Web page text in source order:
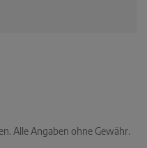
Alle Angaben ohne Gewähr.